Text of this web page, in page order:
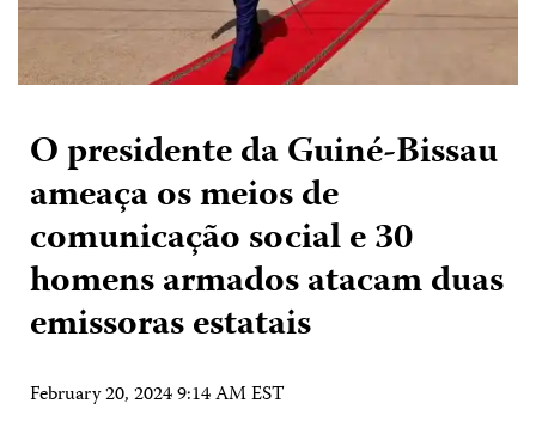
O presidente da Guiné-Bissau
ameaça os meios de
comunicação social e 30
homens armados atacam duas
emissoras estatais
February 20, 2024 9:14 AM EST